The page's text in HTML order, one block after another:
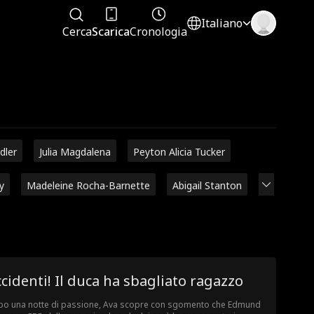
CercaScaricaCronologia
Italiano
Julia Magdalena Peyton Alicia Tucker
Madeleine Rocha-Barnette Abigail Stanton
Il duca ha sbagliato ragazzo
una notte di passione, Ava scopre con sgomento che Edmund